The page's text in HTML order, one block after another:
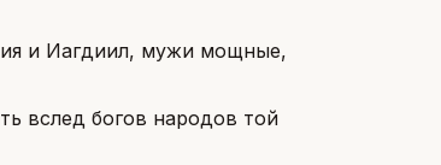
и Иагдиил, мужи мощные,
вслед богов народов той